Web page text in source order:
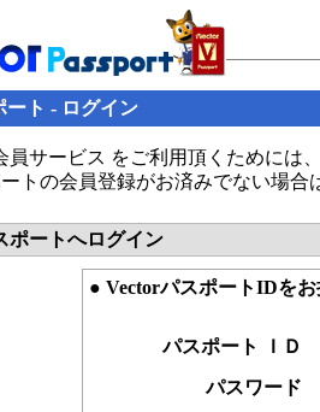
ート - ログイン
員サービス をご利用頂くためには
ートの会員登録がお済みでない場
ポートへログイン
● VectorパスポートIDを
パスポート ＩＤ
パスワード